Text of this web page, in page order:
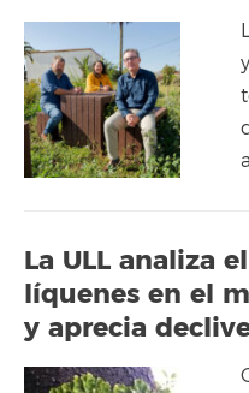
La ULL analiza
líquenes en el
y aprecia